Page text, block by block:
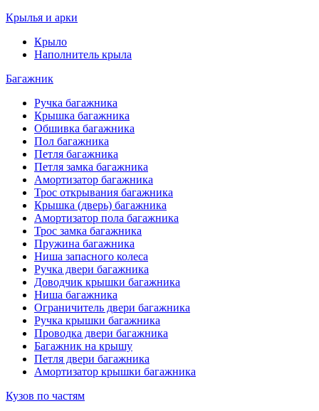
Крылья и арки
Крыло
Наполнитель крыла
Багажник
Ручка багажника
Крышка багажника
Обшивка багажника
Пол багажника
Петля багажника
Петля замка багажника
Амортизатор багажника
Трос открывания багажника
Крышка (дверь) багажника
Амортизатор пола багажника
Трос замка багажника
Пружина багажника
Ниша запасного колеса
Ручка двери багажника
Доводчик крышки багажника
Ниша багажника
Ограничитель двери багажника
Ручка крышки багажника
Проводка двери багажника
Багажник на крышу
Петля двери багажника
Амортизатор крышки багажника
Кузов по частям